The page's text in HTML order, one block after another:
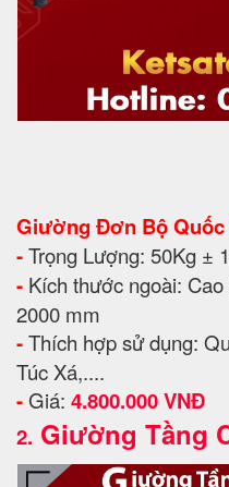
Giường Đơn Bộ Quốc
-Trọng Lượng: 50Kg ±
- Kích thước ngoài:
2000 mm
-Thích hợp sử dụng:
Túc Xá,....
- Giá: 4.800.000 VNĐ
2. Giường Tầng